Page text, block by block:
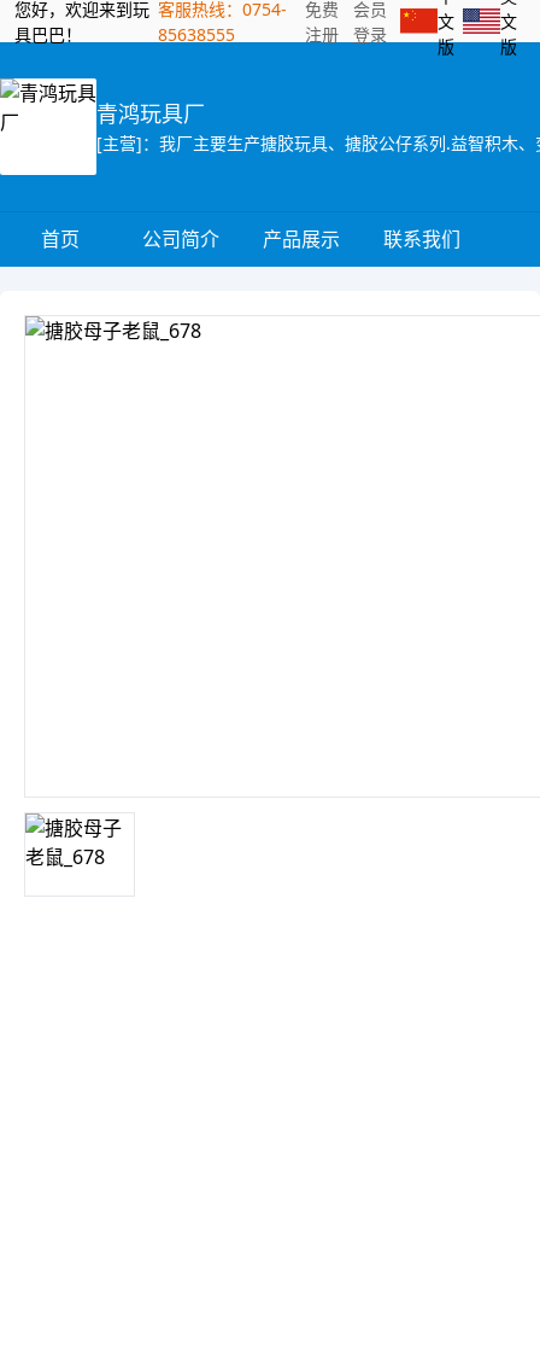
您好，欢迎来到玩
具巴巴！
客服热线：0754-
85638555
免费
注册
会员
登录
文
版
文
版
青鸿玩具厂
[主营]：我厂主要生产搪胶玩具、搪胶公仔系列.益智积木
首页 公司简介 产品展示 联系我们